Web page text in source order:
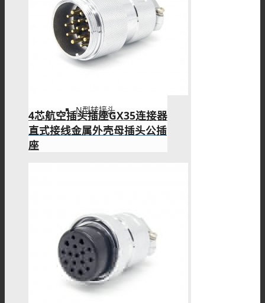
DIN转接头
N型转接头
M系列
M8连接器
4芯航空插头插座GX35连接器
直式接线金属外壳母插头公插
座